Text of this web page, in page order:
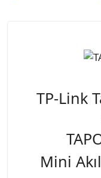
TP-Link
Mini